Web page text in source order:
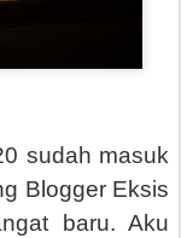
sudah masuk
Blogger Eksis
baru. Aku